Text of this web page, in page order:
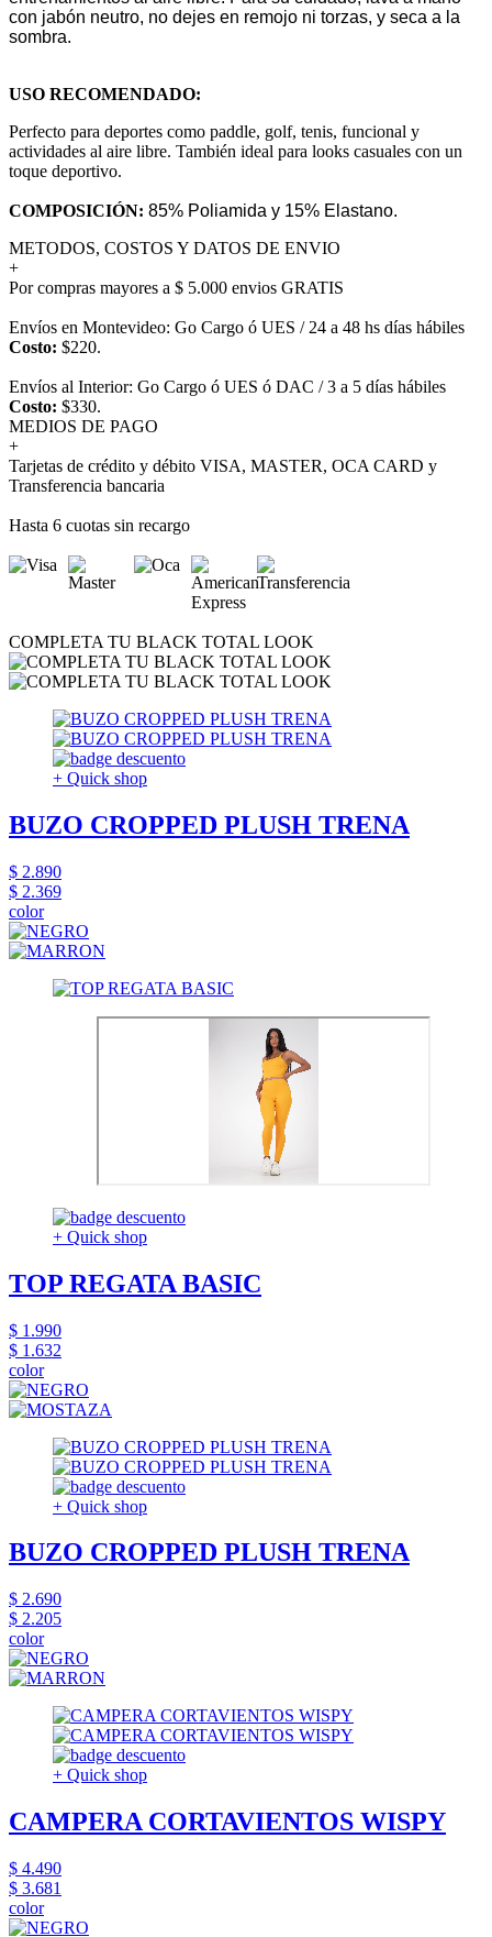
con jabón neutro, no dejes en remojo ni torzas, y seca a la
sombra.
USO RECOMENDADO:
Perfecto para deportes como paddle, golf, tenis, funcional y
actividades al aire libre. También ideal para looks casuales con un
toque deportivo.
COMPOSICIÓN: 85% Poliamida y 15% Elastano.
METODOS, COSTOS Y DATOS DE ENVIO
+
Por compras mayores a $ 5.000 envios GRATIS
Envíos en Montevideo: Go Cargo ó UES / 24 a 48 hs días hábiles
Costo: $220.
Envíos al Interior: Go Cargo ó UES ó DAC / 3 a 5 días hábiles
Costo: $330.
MEDIOS DE PAGO
+
Tarjetas de crédito y débito VISA, MASTER, OCA CARD y
Transferencia bancaria
Hasta 6 cuotas sin recargo
COMPLETA TU BLACK TOTAL LOOK
+ Quick shop
BUZO CROPPED PLUSH TRENA
$ 2.890
$ 2.369
color
+ Quick shop
TOP REGATA BASIC
$ 1.990
$ 1.632
color
+ Quick shop
BUZO CROPPED PLUSH TRENA
$ 2.690
$ 2.205
color
+ Quick shop
CAMPERA CORTAVIENTOS WISPY
$ 4.490
$ 3.681
color